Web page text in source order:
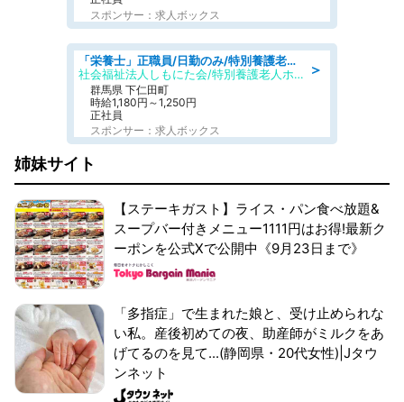
スポンサー：求人ボックス
＞
「栄養士」正職員/日勤のみ/特別養護老人ホーム
社会福祉法人しもにた会/特別養護老人ホーム かぶらの里
群馬県 下仁田町
時給1,180円～1,250円
正社員
スポンサー：求人ボックス
姉妹サイト
【ステーキガスト】ライス・パン食べ放題&
スープバー付きメニュー1111円はお得!最新ク
ーポンを公式Xで公開中《9月23日まで》
「多指症」で生まれた娘と、受け止められな
い私。産後初めての夜、助産師がミルクをあ
げてるのを見て...(静岡県・20代女性)|Jタウ
ンネット